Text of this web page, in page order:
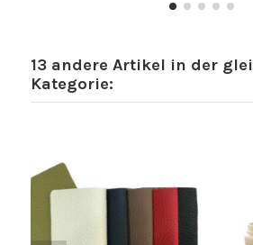
13 andere Artikel in der
Kategorie: